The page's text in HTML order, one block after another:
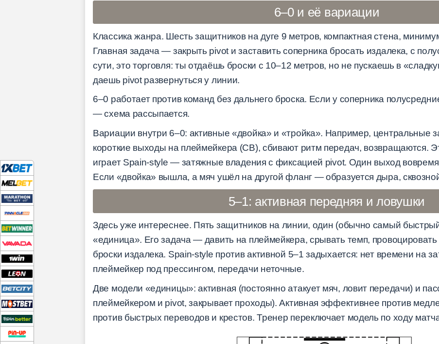
6–0 и её вариации
Классика жанра. Шесть защитников на дуге 9 метров, компактная стена,
Главная задача — закрыть pivot и заставить соперника бросать издалека, с
сути, это торговля: ты отдаёшь броски с 10–12 метров, но не пускаешь в
даешь pivot развернуться у линии.
6–0 работает против команд без дальнего броска. Если у соперника
— схема рассыпается.
Вариации внутри 6–0: активные «двойка» и «тройка». Например, центральные
короткие выходы на плеймейкера (CB), сбивают ритм передач, возвращаются.
играет Spain-style — затяжные владения с фиксацией pivot. Один выход
Если «двойка» вышла, а мяч ушёл на другой фланг — образуется дыра,
5–1: активная передняя и ловушки
Здесь уже интереснее. Пять защитников на линии, один (обычно самый
«единица». Его задача — давить на плеймейкера, срывать темп,
броски издалека. Spain-style против активной 5–1 задыхается: нет времени на
плеймейкер под прессингом, передачи неточные.
Две модели «единицы»: активная (постоянно атакует мяч, ловит передачи) и
плеймейкером и pivot, закрывает проходы). Активная эффективнее против
против быстрых переводов и крестов. Тренер переключает модель по ходу